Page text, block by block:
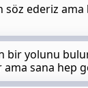
söz ederiz
bir yolunu
sana hep